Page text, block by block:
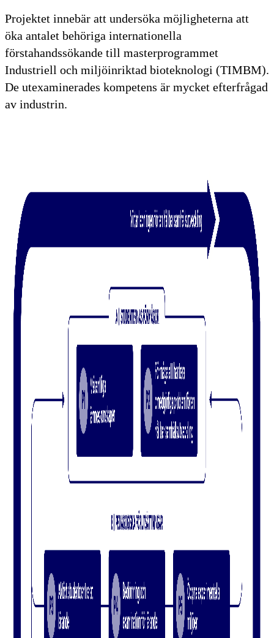
Projektet innebär att undersöka möjligheterna att
öka antalet behöriga internationella
förstahandssökande till masterprogrammet
Industriell och miljöinriktad bioteknologi (TIMBM).
De utexaminerades kompetens är mycket efterfrågad
av industrin.